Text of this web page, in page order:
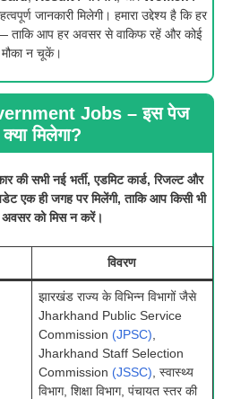
जानकारी मिलेगी। हमारा उद्देश्य है कि हर
ताकि आप हर अवसर से वाकिफ रहें और कोई
मौका न चूकें।
Jobs – इस पेज
मिलेगा?
सभी नई भर्ती, एडमिट कार्ड, रिजल्ट और
एक ही जगह पर मिलेंगी, ताकि आप किसी भी
अवसर को मिस न करें।
विवरण
झारखंड राज्य के विभिन्न विभागों जैसे
Jharkhand Public Service
Commission (JPSC)
Jharkhand Staff Selection
Commission (JSSC) , स्वास्थ्य
विभाग, शिक्षा विभाग, पंचायत स्तर की